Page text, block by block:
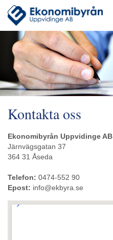
Kontakta oss
Ekonomibyrån Uppvidinge AB
Järnvägsgatan 37
364 31 Åseda
Telefon: 0474-552 90
Epost: info@ekbyra.se